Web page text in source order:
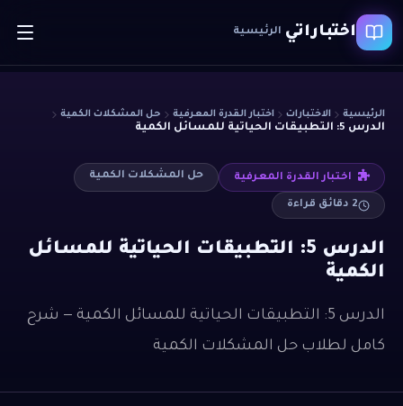
اختباراتي الرئيسية
الرئيسية الاختبارات اختبار القدرة المعرفية حل المشكلات الكمية
الدرس 5: التطبيقات الحياتية للمسائل الكمية
اختبار القدرة المعرفية حل المشكلات الكمية
2 دقائق قراءة
الدرس 5: التطبيقات الحياتية للمسائل
الكمية
الدرس 5: التطبيقات الحياتية للمسائل الكمية — شرح
كامل لطلاب حل المشكلات الكمية